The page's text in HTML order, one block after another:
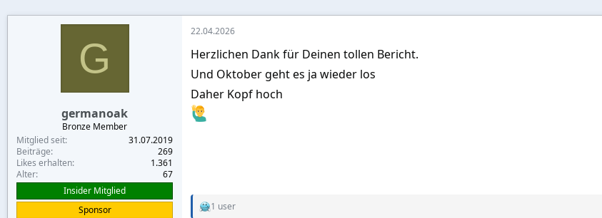
l
l
t
a
G
germanoak
Bronze Member
Mitglied seit
31.07.2019
Beiträge
269
Likes erhalten
1.361
Alter
67
Insider Mitglied
Sponsor
22.04.2026
Herzlichen Dank für Deinen tollen Bericht.
Und Oktober geht es ja wieder los
Daher Kopf hoch
R
1 user